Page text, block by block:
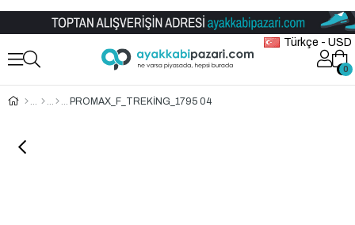
Türkçe - USD
00
PROMAX_F_TREKİNG_1795 04